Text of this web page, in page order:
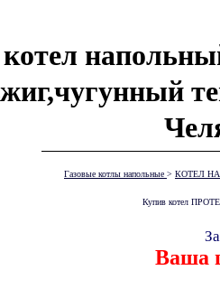
котел
Газовые котлы напольные > КОТЕЛ
Купив котел
Ваша